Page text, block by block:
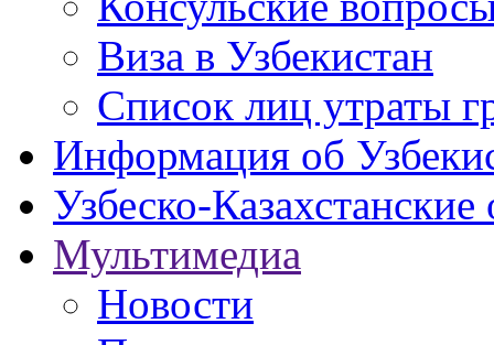
Виза в Узбекистан
Список лиц утраты
Информация об
Узбеско-
Мультимедиа
Новости